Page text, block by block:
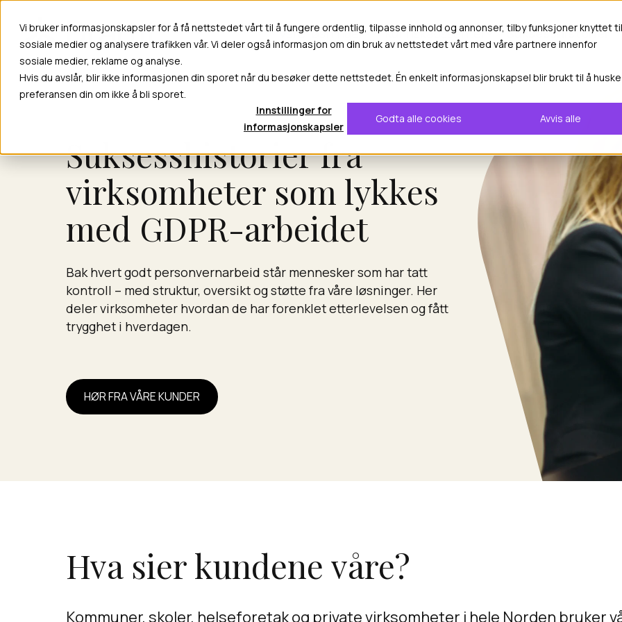
Vi bruker informasjonskapsler for å få nettstedet vårt til å fungere ordentlig, tilpasse innhold og annonser, tilby funksjoner knyttet til
sosiale medier og analysere trafikken vår. Vi deler også informasjon om din bruk av nettstedet vårt med våre partnere innenfor
sosiale medier, reklame og analyse.
Hvis du avslår, blir ikke informasjonen din sporet når du besøker dette nettstedet. Én enkelt informasjonskapsel blir brukt til å huske
preferansen din om ikke å bli sporet.
Innstillinger for
informasjonskapsler
Godta alle cookies Avvis alle
Våre løsninger Kunnskapssenter Suksesshistorier
Suksesshistorier fra
virksomheter som lykkes
med GDPR-arbeidet
Bak hvert godt personvernarbeid står mennesker som har tatt
kontroll – med struktur, oversikt og støtte fra våre løsninger. Her
deler virksomheter hvordan de har forenklet etterlevelsen og fått
trygghet i hverdagen.
HØR FRA VÅRE KUNDER
Hva sier kundene våre?
Kommuner, skoler, helseforetak og private virksomheter i hele Norden bruker